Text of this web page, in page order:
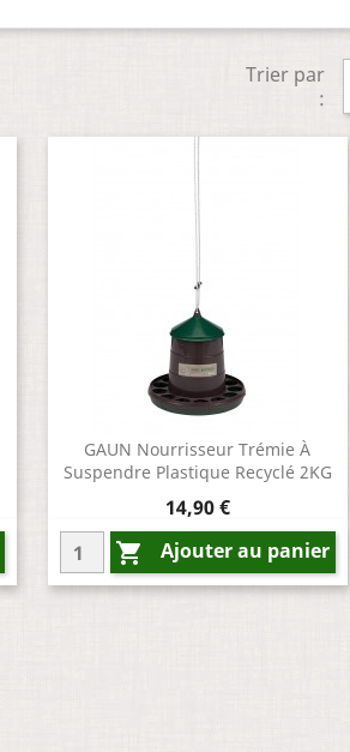
Trier par
:
GAUN Nourrisseur Trémie À
Suspendre Plastique Recyclé 2KG
Prix
14,90 €
 Ajouter au panier